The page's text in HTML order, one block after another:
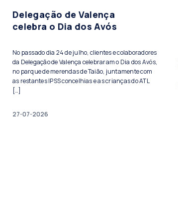
Delegação de Valença
celebra o Dia dos Avós
No passado dia 24 de julho, clientes e colaboradores
da Delegação de Valença celebraram o Dia dos Avós,
no parque de merendas de Taião, juntamente com
as restantes IPSS concelhias e as crianças do ATL
[…]
27-07-2026